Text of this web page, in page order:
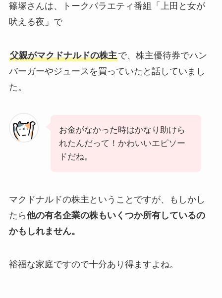
篠塚さんは、トークバラエティ番組「上田と女が
吠える夜」で
父親がマクドナルドの株主で、株主優待券でハン
バーガーやジュースを買っていたと話していまし
た。
お金がなかった時はかなり助けら
れたんだって！かわいいエピソー
ドだね。
マクドナルドの株主ということですが、もしかし
たら他の有名企業の株もいくつか所有しているの
かもしれません。
裕福な家庭ですので十分あり得ますよね。